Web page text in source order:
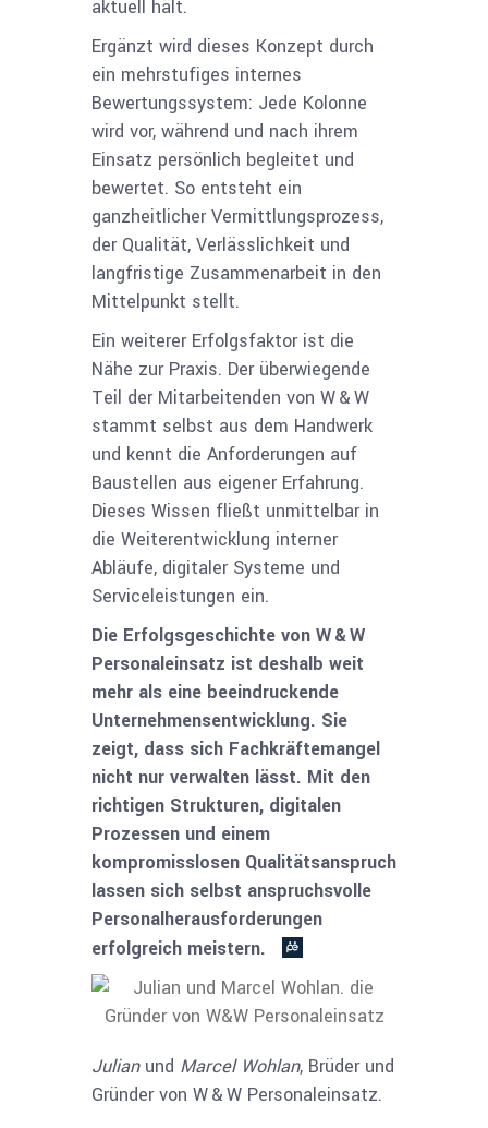
aktuell hält.
Ergänzt wird dieses Konzept durch
ein mehrstufiges internes
Bewertungssystem: Jede Kolonne
wird vor, während und nach ihrem
Einsatz persönlich begleitet und
bewertet. So entsteht ein
ganzheitlicher Vermittlungsprozess,
der Qualität, Verlässlichkeit und
langfristige Zusammenarbeit in den
Mittelpunkt stellt.
Ein weiterer Erfolgsfaktor ist die
Nähe zur Praxis. Der überwiegende
Teil der Mitarbeitenden von W & W
stammt selbst aus dem Handwerk
und kennt die Anforderungen auf
Baustellen aus eigener Erfahrung.
Dieses Wissen fließt unmittelbar in
die Weiterentwicklung interner
Abläufe, digitaler Systeme und
Serviceleistungen ein.
Die Erfolgsgeschichte von W & W
Personaleinsatz ist deshalb weit
mehr als eine beeindruckende
Unternehmens­entwicklung. Sie
zeigt, dass sich Fachkräftemangel
nicht nur verwalten lässt. Mit den
richtigen Strukturen, digitalen
Prozessen und einem
kompromisslosen Qualitätsanspruch
lassen sich selbst anspruchsvolle
Personal­heraus­forderungen
erfolgreich meistern.
Julianund Marcel Wohlan, Brüder und
Gründer von W & W Personaleinsatz.